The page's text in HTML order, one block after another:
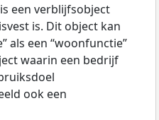
een verblijfsobject
is. Dit object kan
als een “woonfunctie”
waarin een bedrijf
ook een